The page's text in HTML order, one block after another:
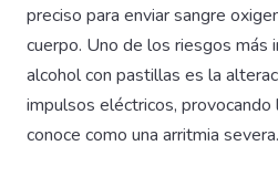
preciso para enviar sangre
cuerpo. Uno de los riesgos más
alcohol con pastillas es la
impulsos eléctricos,
conoce como una arritmia severa.